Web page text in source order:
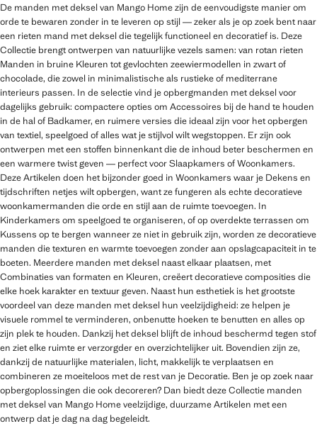
De manden met deksel van Mango Home zijn de eenvoudigste manier om
orde te bewaren zonder in te leveren op stijl — zeker als je op zoek bent naar
een rieten mand met deksel die tegelijk functioneel en decoratief is. Deze
Collectie brengt ontwerpen van natuurlijke vezels samen: van rotan rieten
Manden in bruine Kleuren tot gevlochten zeewiermodellen in zwart of
chocolade, die zowel in minimalistische als rustieke of mediterrane
interieurs passen. In de selectie vind je opbergmanden met deksel voor
dagelijks gebruik: compactere opties om Accessoires bij de hand te houden
in de hal of Badkamer, en ruimere versies die ideaal zijn voor het opbergen
van textiel, speelgoed of alles wat je stijlvol wilt wegstoppen. Er zijn ook
ontwerpen met een stoffen binnenkant die de inhoud beter beschermen en
een warmere twist geven — perfect voor Slaapkamers of Woonkamers.
Deze Artikelen doen het bijzonder goed in Woonkamers waar je Dekens en
tijdschriften netjes wilt opbergen, want ze fungeren als echte decoratieve
woonkamermanden die orde en stijl aan de ruimte toevoegen. In
Kinderkamers om speelgoed te organiseren, of op overdekte terrassen om
Kussens op te bergen wanneer ze niet in gebruik zijn, worden ze decoratieve
manden die texturen en warmte toevoegen zonder aan opslagcapaciteit in te
boeten. Meerdere manden met deksel naast elkaar plaatsen, met
Combinaties van formaten en Kleuren, creëert decoratieve composities die
elke hoek karakter en textuur geven. Naast hun esthetiek is het grootste
voordeel van deze manden met deksel hun veelzijdigheid: ze helpen je
visuele rommel te verminderen, onbenutte hoeken te benutten en alles op
zijn plek te houden. Dankzij het deksel blijft de inhoud beschermd tegen stof
en ziet elke ruimte er verzorgder en overzichtelijker uit. Bovendien zijn ze,
dankzij de natuurlijke materialen, licht, makkelijk te verplaatsen en
combineren ze moeiteloos met de rest van je Decoratie. Ben je op zoek naar
opbergoplossingen die ook decoreren? Dan biedt deze Collectie manden
met deksel van Mango Home veelzijdige, duurzame Artikelen met een
ontwerp dat je dag na dag begeleidt.